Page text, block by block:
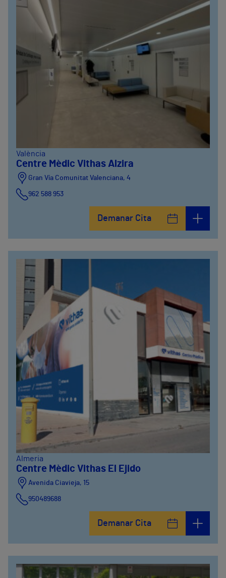
València
Centre Mèdic Vithas Alzira
Gran Vía Comunitat Valenciana, 4
962 588 953
Demanar Cita
Almeria
Centre Mèdic Vithas El Ejido
Avenida Ciavieja, 15
950489688
Demanar Cita